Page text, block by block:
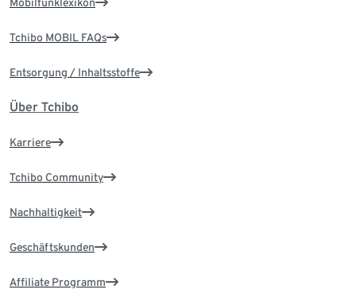
Mobilfunklexikon
Tchibo MOBIL FAQs
Entsorgung / Inhaltsstoffe
Über Tchibo
Karriere
Tchibo Community
Nachhaltigkeit
Geschäftskunden
Affiliate Programm